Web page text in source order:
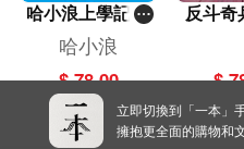
二〇二二年 金車新詩獎特優獎
哈小浪上學記(1
3)——逃出神奇
博物館
哈小浪
$ 78.00
反斗奇
$
立即切換到「一本」
擁抱更全面的購物和